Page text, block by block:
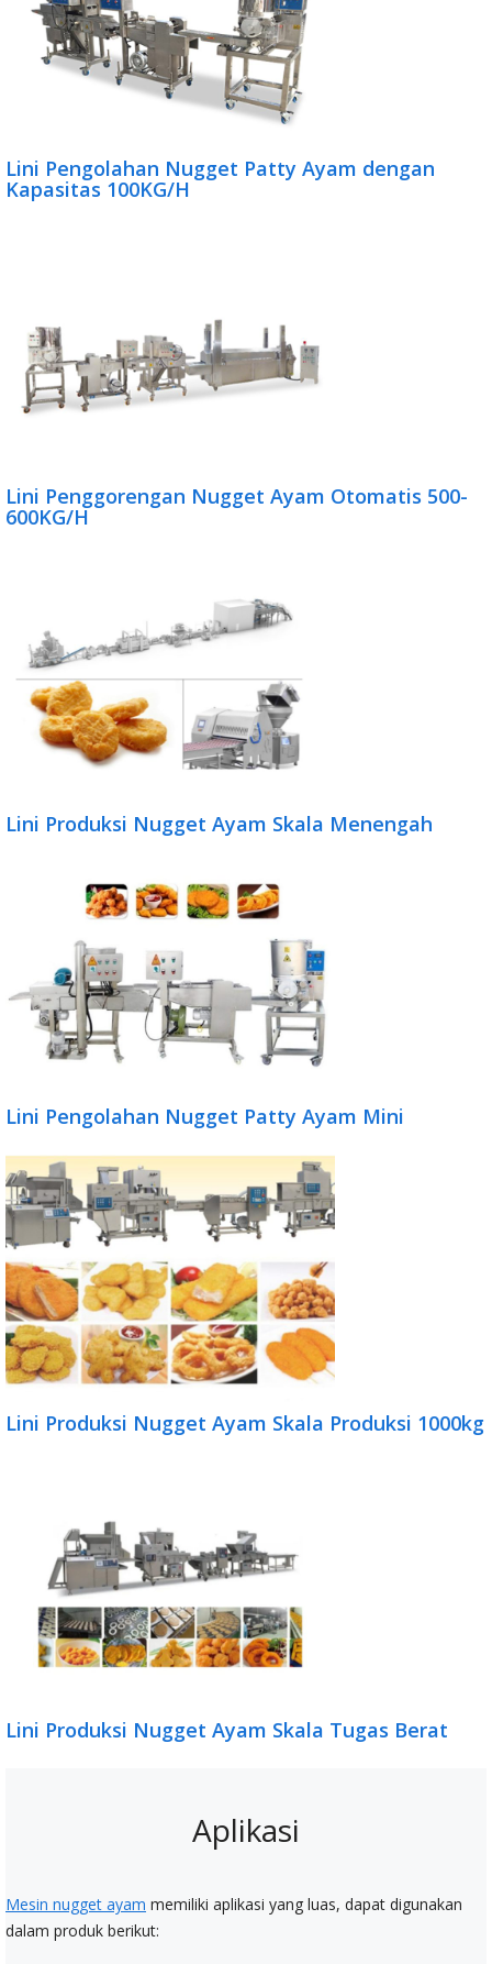
Lini Pengolahan Nugget Patty Ayam dengan
Kapasitas 100KG/H
Lini Penggorengan Nugget Ayam Otomatis 500-
600KG/H
Lini Produksi Nugget Ayam Skala Menengah
Lini Pengolahan Nugget Patty Ayam Mini
Lini Produksi Nugget Ayam Skala Produksi 1000kg
Lini Produksi Nugget Ayam Skala Tugas Berat
Aplikasi
Mesin nugget ayam memiliki aplikasi yang luas, dapat digunakan
dalam produk berikut: